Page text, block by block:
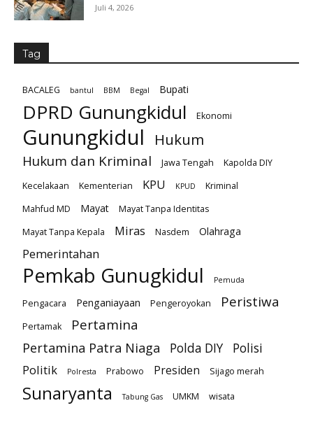
Juli 4, 2026
Tag
BACALEG bantul BBM Begal Bupati
DPRD Gunungkidul Ekonomi
Gunungkidul Hukum
Hukum dan Kriminal Jawa Tengah
Kapolda DIY
Kecelakaan
Kementerian KPU KPUD
Kriminal
Mahfud MD
Mayat
Mayat Tanpa Identitas
Mayat Tanpa Kepala
Miras Nasdem Olahraga
Pemerintahan
Pemkab Gunugkidul Pemuda
Pengacara Penganiayaan Pengeroyokan Peristiwa
Pertamak Pertamina
Pertamina Patra Niaga Polda DIY
Polisi
Politik
Polresta Prabowo Presiden Sijago merah
Sunaryanta Tabung Gas UMKM wisata